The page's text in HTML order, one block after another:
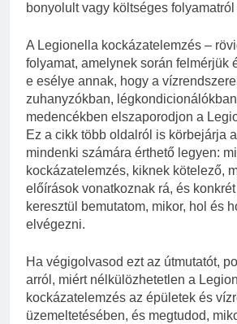
bonyolult vagy költséges folyamatról
A Legionella kockázatelemzés –
folyamat, amelynek során felmérjük
e esélye annak, hogy a
zuhanyzókban,
medencékben elszaporodjon a
Ez a cikk több oldalról is körbejárja
mindenki számára érthető legyen:
kockázatelemzés, kiknek kötelező,
előírások vonatkoznak rá, és
keresztül bemutatom, mikor, hol és
elvégezni.
Ha végigolvasod ezt az útmutatót,
arról, miért nélkülözhetetlen a
kockázatelemzés az épületek és
üzemeltetésében, és megtudod,